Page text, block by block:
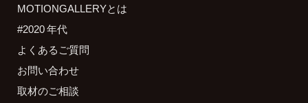
MOTIONGALLERYとは
#2020 年代
よくあるご質問
お問い合わせ
取材のご相談